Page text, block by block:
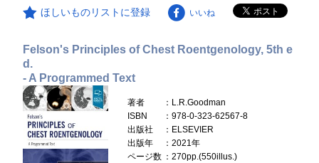
ほしいものリストに登録 いいね
Felson's Principles of Chest Roentgenology, 5th e
d.
- A Programmed Text
著者
：L.R.Goodman
ISBN
：978-0-323-62567-8
出版社
：ELSEVIER
出版年
：2021年
ページ数 ：270pp.(550illus.)